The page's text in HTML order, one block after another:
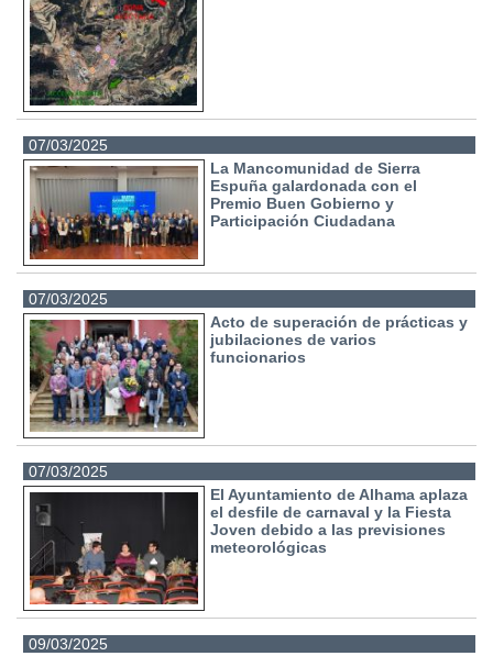
07/03/2025
La Mancomunidad de Sierra
Espuña galardonada con el
Premio Buen Gobierno y
Participación Ciudadana
07/03/2025
Acto de superación de prácticas y
jubilaciones de varios
funcionarios
07/03/2025
El Ayuntamiento de Alhama aplaza
el desfile de carnaval y la Fiesta
Joven debido a las previsiones
meteorológicas
09/03/2025